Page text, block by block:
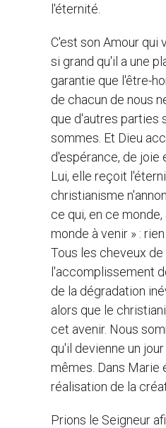
l'éternité.
C'est son Amour qui
si grand qu'il a une
garantie que l'être-
de chacun de nous
que d'autres parties
sommes. Et Dieu
d'espérance, de joie
Lui, elle reçoit
christianisme
ce qui, en ce
monde à venir » :
Tous les cheveux
l'accomplissement
de la dégradation
alors que le
cet avenir. Nous
qu'il devienne un
mêmes. Dans Marie
réalisation de la
Prions le Seigneur